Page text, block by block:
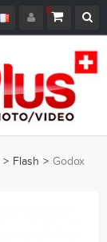
0
> Flash > Godox